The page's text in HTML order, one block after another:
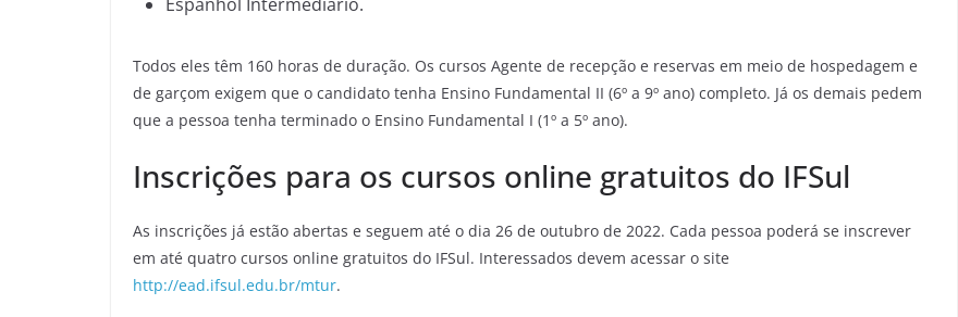
Todos eles têm 160 horas de duração. Os cursos Agente de recepção e reservas em meio de hospedagem e
de garçom exigem que o candidato tenha Ensino Fundamental II (6º a 9º ano) completo. Já os demais pedem
que a pessoa tenha terminado o Ensino Fundamental I (1º a 5º ano).
Inscrições para os cursos online gratuitos do IFSul
As inscrições já estão abertas e seguem até o dia 26 de outubro de 2022. Cada pessoa poderá se inscrever
em até quatro cursos online gratuitos do IFSul. Interessados devem acessar o site
http://ead.ifsul.edu.br/mtur.